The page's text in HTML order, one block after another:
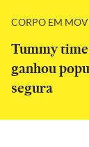
CORPO EM
Tummy
ganhou
segura